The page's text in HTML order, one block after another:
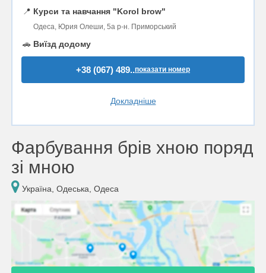
📍 Курси та навчання "Korol brow"
Одеса, Юрия Олеши, 5а р-н. Приморський
🚗 Виїзд додому
+38 (067) 489..показати номер
Докладніше
Фарбування брів хною поряд
зі мною
Україна, Одеська, Одеса